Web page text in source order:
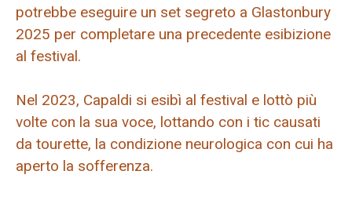
potrebbe eseguire un set segreto a Glastonbury
2025 per completare una precedente esibizione
al festival.
Nel 2023, Capaldi si esibì al festival e lottò più
volte con la sua voce, lottando con i tic causati
da tourette, la condizione neurologica con cui ha
aperto la sofferenza.